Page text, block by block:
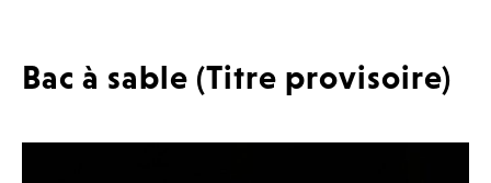
Bac à sable (Titre provisoire)